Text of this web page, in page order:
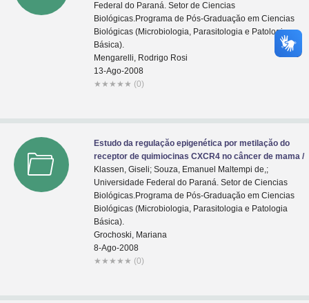
Federal do Paraná. Setor de Ciencias
Biológicas.Programa de Pós-Graduaçăo em Ciencias
Biológicas (Microbiologia, Parasitologia e Patologia
Básica).
Mengarelli, Rodrigo Rosi
13-Ago-2008
★ ★ ★ ★ ★ (0)
Estudo da regulaçăo epigenética por metilaçăo do
receptor de quimiocinas CXCR4 no câncer de mama /
Klassen, Giseli; Souza, Emanuel Maltempi de,;
Universidade Federal do Paraná. Setor de Ciencias
Biológicas.Programa de Pós-Graduaçăo em Ciencias
Biológicas (Microbiologia, Parasitologia e Patologia
Básica).
Grochoski, Mariana
8-Ago-2008
★ ★ ★ ★ ★ (0)